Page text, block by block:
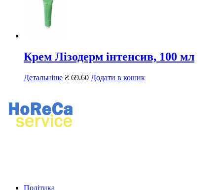
Крем Лізодерм інтенсив, 100 мл
Детальніше ₴ 69.60 Додати в кошик
Політика